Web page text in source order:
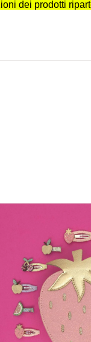
dei prodotti